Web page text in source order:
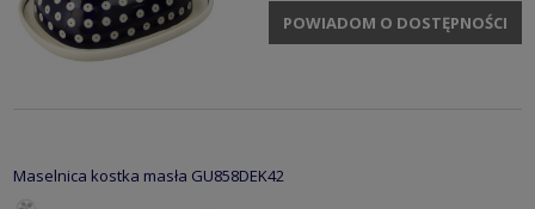
POWIADOM O DOSTĘPNOŚCI
Maselnica kostka masła GU858DEK42